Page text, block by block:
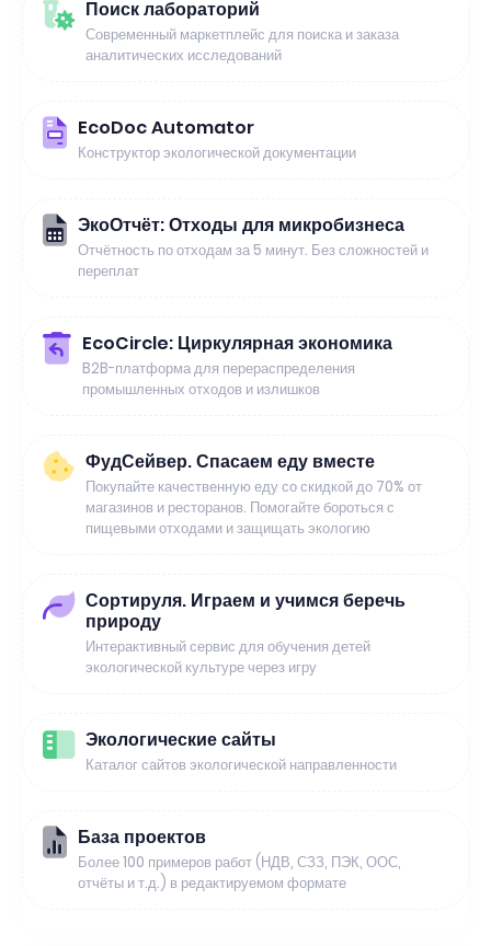
Поиск лабораторий
Современный маркетплейс для поиска и заказа
аналитических исследований
EcoDoc Automator
Конструктор экологической документации
ЭкоОтчёт: Отходы для микробизнеса
Отчётность по отходам за 5 минут. Без сложностей и
переплат
EcoCircle: Циркулярная экономика
B2B-платформа для перераспределения
промышленных отходов и излишков
ФудСейвер. Спасаем еду вместе
Покупайте качественную еду со скидкой до 70% от
магазинов и ресторанов. Помогайте бороться с
пищевыми отходами и защищать экологию
Сортируля. Играем и учимся беречь
природу
Интерактивный сервис для обучения детей
экологической культуре через игру
Экологические сайты
Каталог сайтов экологической направленности
База проектов
Более 100 примеров работ (НДВ, СЗЗ, ПЭК, ООС,
отчёты и т.д.) в редактируемом формате